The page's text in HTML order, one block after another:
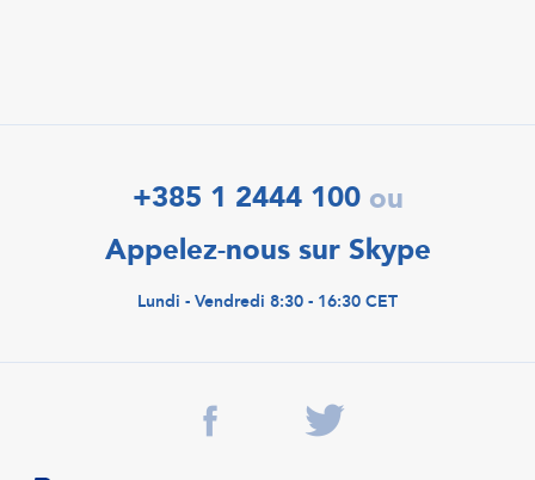
+385 1 2444 100 ou
Appelez-nous sur Skype
Lundi - Vendredi 8:30 - 16:30 CET